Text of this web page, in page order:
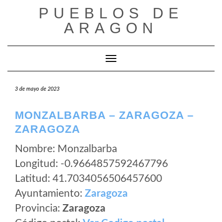
PUEBLOS DE
ARAGON
Cambiar modo de navegación
3 de mayo de 2023
MONZALBARBA – ZARAGOZA –
ZARAGOZA
Nombre: Monzalbarba
Longitud: -0.9664857592467796
Latitud: 41.7034056506457600
Ayuntamiento: Zaragoza
Provincia: Zaragoza